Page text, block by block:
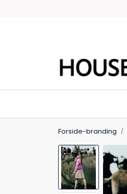
Forside-branding